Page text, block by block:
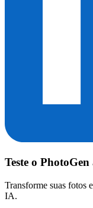
Teste o PhotoGen
Transforme suas fotos
IA.